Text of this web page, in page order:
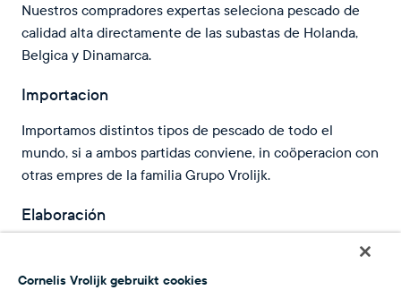
Nuestros compradores expertas seleciona pescado de
calidad alta directamente de las subastas de Holanda,
Belgica y Dinamarca.
Importacion
Importamos distintos tipos de pescado de todo el
mundo, si a ambos partidas conviene, in coöperacion con
otras empres de la familia Grupo Vrolijk.
Elaboración
nuestro marca segun deseo del cliente.
Cornelis Vrolijk gebruikt cookies